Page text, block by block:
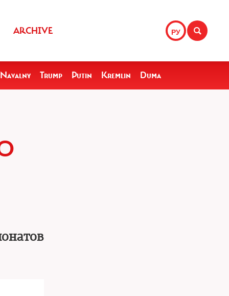
РУ
ARCHIVE
Navalny Trump Putin Kremlin Duma